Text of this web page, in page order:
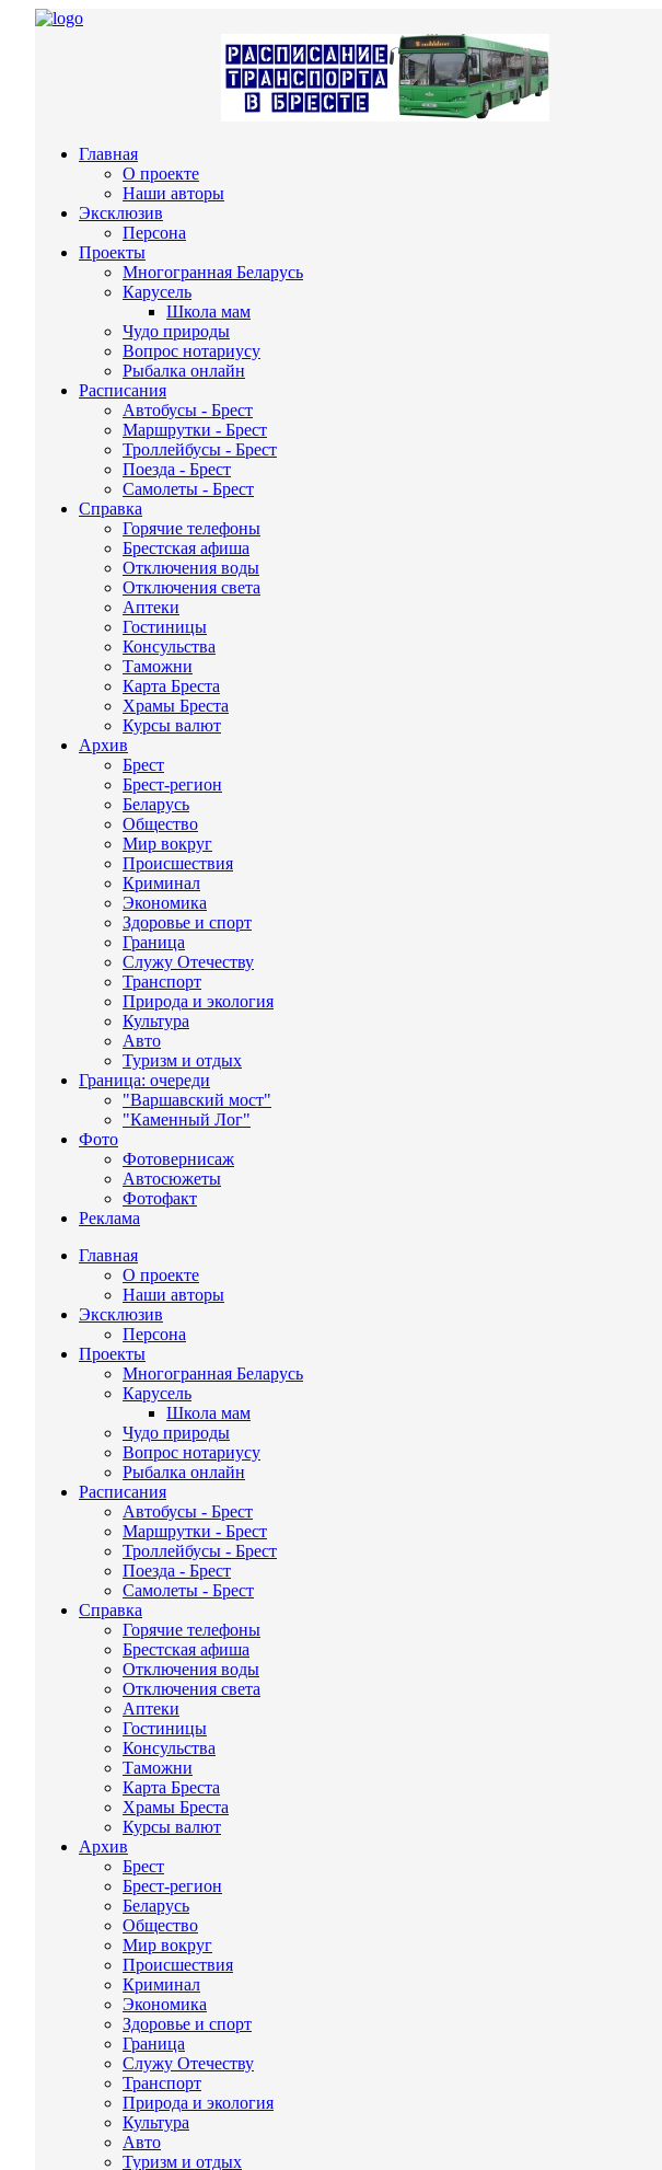
Главная
О проекте
Наши авторы
Эксклюзив
Персона
Проекты
Многогранная Беларусь
Карусель
Школа мам
Чудо природы
Вопрос нотариусу
Рыбалка онлайн
Расписания
Автобусы - Брест
Маршрутки - Брест
Троллейбусы - Брест
Поезда - Брест
Самолеты - Брест
Справка
Горячие телефоны
Брестская афиша
Отключения воды
Отключения света
Аптеки
Гостиницы
Консульства
Таможни
Карта Бреста
Храмы Бреста
Курсы валют
Архив
Брест
Брест-регион
Беларусь
Общество
Мир вокруг
Происшествия
Криминал
Экономика
Здоровье и спорт
Граница
Служу Отечеству
Транспорт
Природа и экология
Культура
Авто
Туризм и отдых
Граница: очереди
"Варшавский мост"
"Каменный Лог"
Фото
Фотовернисаж
Автосюжеты
Фотофакт
Реклама
Главная
О проекте
Наши авторы
Эксклюзив
Персона
Проекты
Многогранная Беларусь
Карусель
Школа мам
Чудо природы
Вопрос нотариусу
Рыбалка онлайн
Расписания
Автобусы - Брест
Маршрутки - Брест
Троллейбусы - Брест
Поезда - Брест
Самолеты - Брест
Справка
Горячие телефоны
Брестская афиша
Отключения воды
Отключения света
Аптеки
Гостиницы
Консульства
Таможни
Карта Бреста
Храмы Бреста
Курсы валют
Архив
Брест
Брест-регион
Беларусь
Общество
Мир вокруг
Происшествия
Криминал
Экономика
Здоровье и спорт
Граница
Служу Отечеству
Транспорт
Природа и экология
Культура
Авто
Туризм и отдых